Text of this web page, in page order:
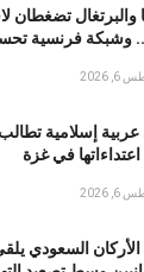
والبرتغال
2026
عربية إسلامية
في غزة
2026
السعودي